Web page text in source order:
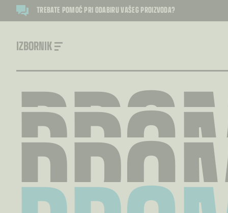
TREBATE POMOĆ PRI ODABIRU VAŠEG PROIZVODA?
IZBORNIK